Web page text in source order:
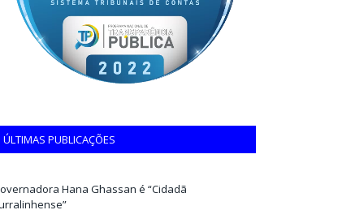
ÚLTIMAS PUBLICAÇÕES
Hana Ghassan é “Cidadã